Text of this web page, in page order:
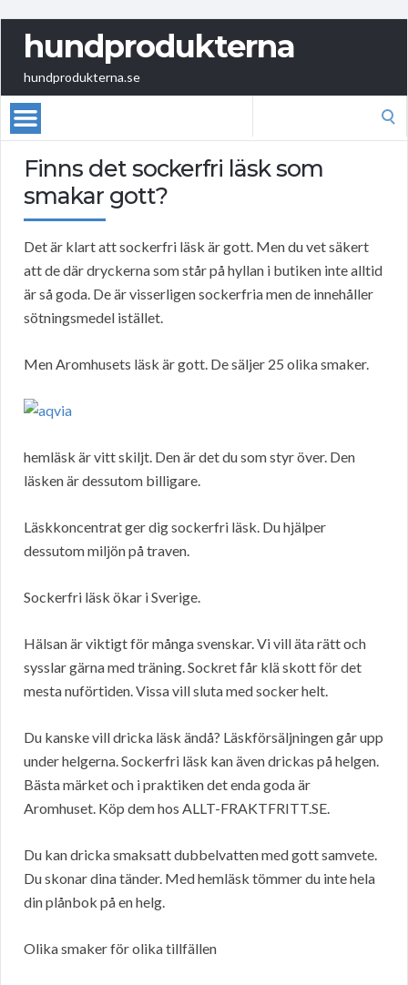
hundprodukterna
hundprodukterna.se
Finns det sockerfri läsk som
smakar gott?
Det är klart att sockerfri läsk är gott. Men du vet säkert
att de där dryckerna som står på hyllan i butiken inte alltid
är så goda. De är visserligen sockerfria men de innehåller
sötningsmedel istället.
Men Aromhusets läsk är gott. De säljer 25 olika smaker.
hemläsk är vitt skiljt. Den är det du som styr över. Den
läsken är dessutom billigare.
Läskkoncentrat ger dig sockerfri läsk. Du hjälper
dessutom miljön på traven.
Sockerfri läsk ökar i Sverige.
Hälsan är viktigt för många svenskar. Vi vill äta rätt och
sysslar gärna med träning. Sockret får klä skott för det
mesta nuförtiden. Vissa vill sluta med socker helt.
Du kanske vill dricka läsk ändå? Läskförsäljningen går upp
under helgerna. Sockerfri läsk kan även drickas på helgen.
Bästa märket och i praktiken det enda goda är
Aromhuset. Köp dem hos ALLT-FRAKTFRITT.SE.
Du kan dricka smaksatt dubbelvatten med gott samvete.
Du skonar dina tänder. Med hemläsk tömmer du inte hela
din plånbok på en helg.
Olika smaker för olika tillfällen